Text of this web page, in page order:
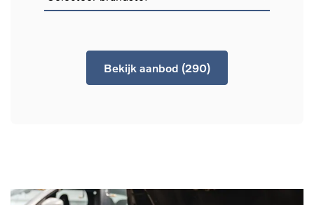
Bekijk aanbod (290)